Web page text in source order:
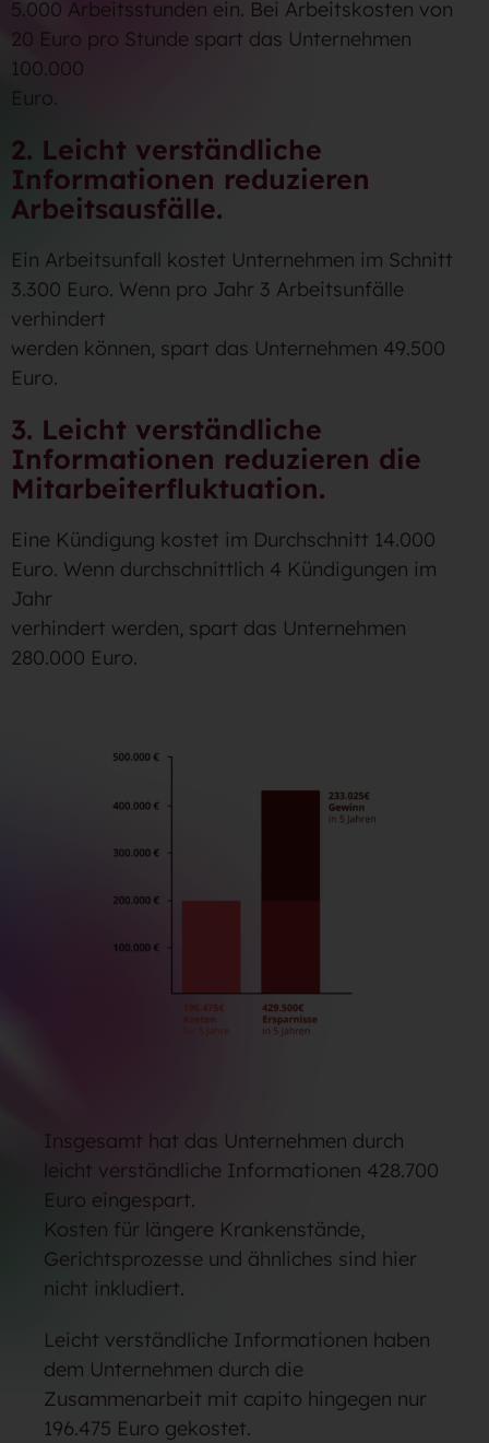
5.000 Arbeitsstunden ein. Bei Arbeitskosten von
20 Euro pro Stunde spart das Unternehmen
100.000
Euro.
2. Leicht verständliche
Informationen reduzieren
Arbeitsausfälle.
Ein Arbeitsunfall kostet Unternehmen im Schnitt
3.300 Euro. Wenn pro Jahr 3 Arbeitsunfälle
verhindert
werden können, spart das Unternehmen 49.500
Euro.
3. Leicht verständliche
Informationen reduzieren die
Mitarbeiterfluktuation.
Eine Kündigung kostet im Durchschnitt 14.000
Euro. Wenn durchschnittlich 4 Kündigungen im
Jahr
verhindert werden, spart das Unternehmen
280.000 Euro.
Insgesamt hat das Unternehmen durch
leicht verständliche Informationen 428.700
Euro eingespart.
Kosten für längere Krankenstände,
Gerichtsprozesse und ähnliches sind hier
nicht inkludiert.
Leicht verständliche Informationen haben
dem Unternehmen durch die
Zusammenarbeit mit capito hingegen nur
196.475 Euro gekostet.